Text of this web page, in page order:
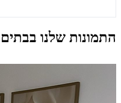
התמונות שלנו